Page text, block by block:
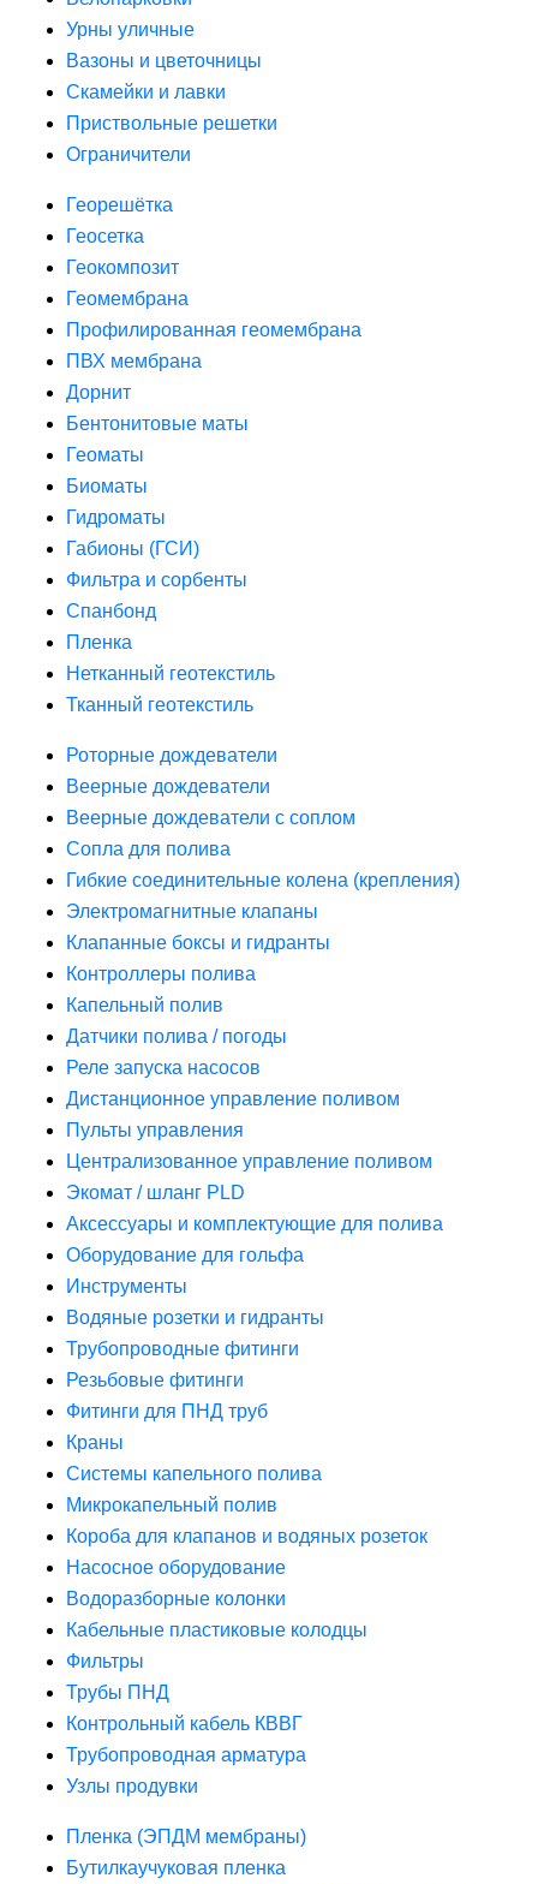
Урны уличные
Вазоны и цветочницы
Скамейки и лавки
Приствольные решетки
Ограничители
Георешётка
Геосетка
Геокомпозит
Геомембрана
Профилированная геомембрана
ПВХ мембрана
Дорнит
Бентонитовые маты
Геоматы
Биоматы
Гидроматы
Габионы (ГСИ)
Фильтра и сорбенты
Спанбонд
Пленка
Нетканный геотекстиль
Тканный геотекстиль
Роторные дождеватели
Веерные дождеватели
Веерные дождеватели с соплом
Сопла для полива
Гибкие соединительные колена (крепления)
Электромагнитные клапаны
Клапанные боксы и гидранты
Контроллеры полива
Капельный полив
Датчики полива / погоды
Реле запуска насосов
Дистанционное управление поливом
Пульты управления
Централизованное управление поливом
Экомат / шланг PLD
Аксессуары и комплектующие для полива
Оборудование для гольфа
Инструменты
Водяные розетки и гидранты
Трубопроводные фитинги
Резьбовые фитинги
Фитинги для ПНД труб
Краны
Системы капельного полива
Микрокапельный полив
Короба для клапанов и водяных розеток
Насосное оборудование
Водоразборные колонки
Кабельные пластиковые колодцы
Фильтры
Трубы ПНД
Контрольный кабель КВВГ
Трубопроводная арматура
Узлы продувки
Пленка (ЭПДМ мембраны)
Бутилкаучуковая пленка